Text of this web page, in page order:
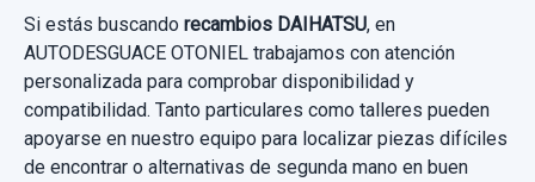
Si estás buscando recambios DAIHATSU, en
AUTODESGUACE OTONIEL trabajamos con atención
personalizada para comprobar disponibilidad y
compatibilidad. Tanto particulares como talleres pueden
apoyarse en nuestro equipo para localizar piezas difíciles
de encontrar o alternativas de segunda mano en buen